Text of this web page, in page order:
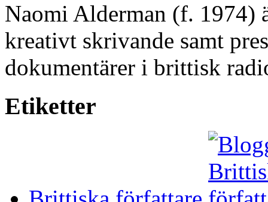
Naomi Alderman (f. 1974)
kreativt skrivande samt
dokumentärer i brittisk
Etiketter